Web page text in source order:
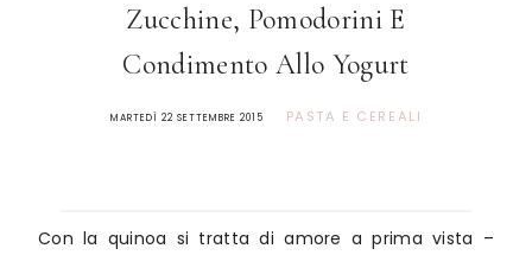
Zucchine, Pomodorini E
Condimento Allo Yogurt
MARTEDÌ 22 SETTEMBRE 2015 PASTA E CEREALI
Con la quinoa si tratta di amore a prima vista –